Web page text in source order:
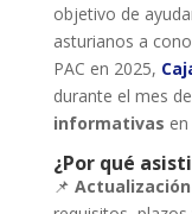
objetivo de
asturianos a
PAC en 2025,
durante el mes
informativas
¿Por qué
📌 Actualización